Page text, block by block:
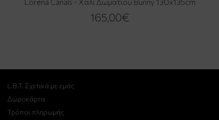
165,00€
L.B.T. Σχετικά με εμάς
Δωροκάρτα
Τρόποι πληρωμής